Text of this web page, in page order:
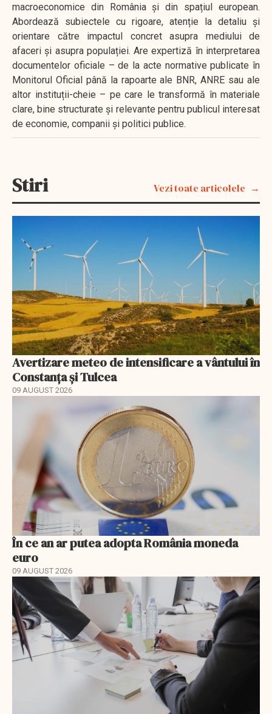
macroeconomice din România și din spațiul european.
Abordează subiectele cu rigoare, atenție la detaliu și
orientare către impactul concret asupra mediului de
afaceri și asupra populației. Are expertiză în interpretarea
documentelor oficiale – de la acte normative publicate în
Monitorul Oficial până la rapoarte ale BNR, ANRE sau ale
altor instituții-cheie – pe care le transformă în materiale
clare, bine structurate și relevante pentru publicul interesat
de economie, companii și politici publice.
Stiri Vezi toate articolele
Avertizare meteo de intensificare a vântului în
Constanța și Tulcea
09 AUGUST 2026
În ce an ar putea adopta România moneda
euro
09 AUGUST 2026